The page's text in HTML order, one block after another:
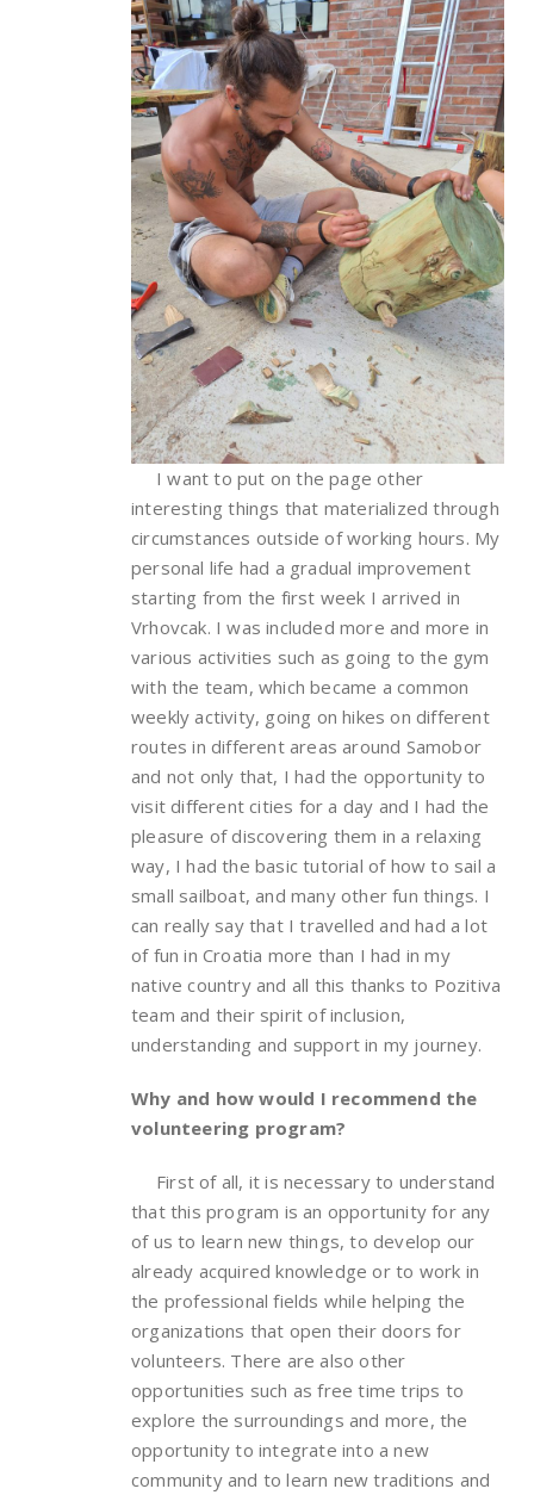
I want to put on the page other
interesting things that materialized through
circumstances outside of working hours. My
personal life had a gradual improvement
starting from the first week I arrived in
Vrhovcak. I was included more and more in
various activities such as going to the gym
with the team, which became a common
weekly activity, going on hikes on different
routes in different areas around Samobor
and not only that, I had the opportunity to
visit different cities for a day and I had the
pleasure of discovering them in a relaxing
way, I had the basic tutorial of how to sail a
small sailboat, and many other fun things. I
can really say that I travelled and had a lot
of fun in Croatia more than I had in my
native country and all this thanks to Pozitiva
team and their spirit of inclusion,
understanding and support in my journey.
Why and how would I recommend the
volunteering program?
First of all, it is necessary to understand
that this program is an opportunity for any
of us to learn new things, to develop our
already acquired knowledge or to work in
the professional fields while helping the
organizations that open their doors for
volunteers. There are also other
opportunities such as free time trips to
explore the surroundings and more, the
opportunity to integrate into a new
community and to learn new traditions and